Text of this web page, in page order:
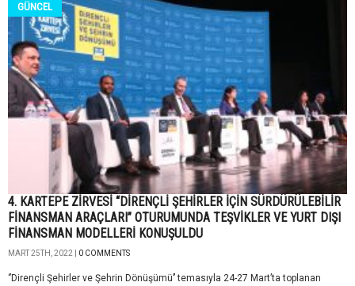
GÜNCEL
4. KARTEPE ZİRVESİ “DİRENÇLİ ŞEHİRLER İÇİN SÜRDÜRÜLEBİLİR
FİNANSMAN ARAÇLARI” OTURUMUNDA TEŞVİKLER VE YURT DIŞI
FİNANSMAN MODELLERİ KONUŞULDU
MART 25TH, 2022 | 0 COMMENTS
‘’Dirençli Şehirler ve Şehrin Dönüşümü’’ temasıyla 24-27 Mart’ta toplanan